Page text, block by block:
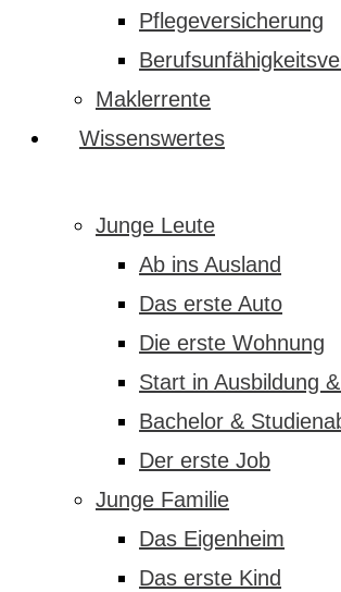
Pflegeversicherung
Maklerrente
Wissenswertes
Junge Leute
Ab ins Ausland
Das erste Auto
Die erste Wohnung
Start in Ausbildung
Bachelor &
Der erste Job
Junge Familie
Das Eigenheim
Das erste Kind